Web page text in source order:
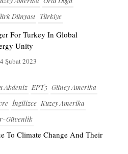
Dünyası Türkiye
For Turkey In Global
Unity
Şubat 2023
Akdeniz EPT5 Güney Amerika
İngilizce Kuzey Amerika
Güvenlik
To Climate Change And Their